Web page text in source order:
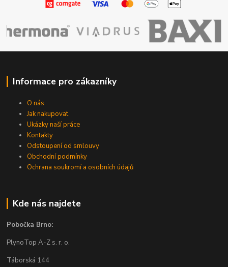
Informace pro zákazníky
O nás
Jak nakupovat
Ukázky naší práce
Kontakty
Odstoupení od smlouvy
Obchodní podmínky
Ochrana soukromí a osobních údajů
Kde nás najdete
Pobočka Brno:
PlynoTop A-Z s. r. o.
Táborská 144